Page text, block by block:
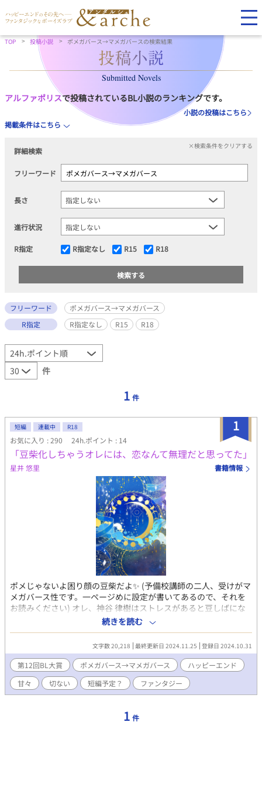
TOP 投稿小説 ポメガバース→マメガバースの検索結果
Submitted Novels
アルファポリスで投稿されているBL小説のランキングです。
小説の投稿はこちら
掲載条件はこちら
詳細検索
×検索条件をクリアする
フリーワード
長さ
進行状況
R指定 R指定なし R15 R18
フリーワード
ポメガバース→マメガバース
R指定
R指定なし R15 R18
件
1 件
1
短編 連載中 R18
お気に入り : 290 24h.ポイント : 14
「豆柴化しちゃうオレには、恋なんて無理だと思ってた」
星井 悠里 書籍情報
ポメじゃないよ困り顔の豆柴だよ✨ (予備校講師の二人、受けがマ
メガバース性です。一ページめに設定が書いてあるので、それを
お読みください) オレ、神谷 律樹はストレスがあると豆しばにな
ってしまうという、希少すぎるマメガ性を持つ。大学に発症して
以来、頑張って隠しながら、叔母が理事長の予備校で、たまに叔
母に助けてもらいながら講師として働いている。同じく同期の黒
木は、死ぬほどイケメンで頭が良くて大人気の講師。オレは黒木
に一目惚れ。男だし、マメガだし、てことで、完全に諦めてるけ
ど、もうずっと好き。そんなある日、保護者からのクレーム電話
に耐えられず豆しば化。理事長室に向かっているところを、黒木
に見られてしまう。黒木は、なんと豆しばを飼っていたらしく、
木に撫でられたりしたら、秒で人間に戻る気しかしないけど！
続きを読む
文字数 20,218 最終更新日 2024.11.25 登録日 2024.10.31
第12回BL大賞 ポメガバース→マメガバース
ハッピーエンド
甘々
切ない 短編予定？ ファンタジー
1 件